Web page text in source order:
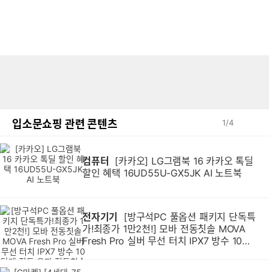
입소문쇼핑 관련 콘텐츠 1/4
컴퓨터
할인 혜택 16UD55U-GX5JK AI 노트북
전자기기
가!최종가 1만2천!] 모바 전동칫솔 MOVA
Fresh Pro 실버 무선 터치 IPX7 방수 10단
계 진동 음파 전동칫솔